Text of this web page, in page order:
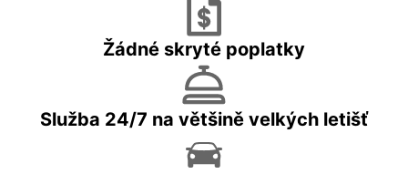
Žádné skryté poplatky
Služba 24/7 na většině velkých letišť